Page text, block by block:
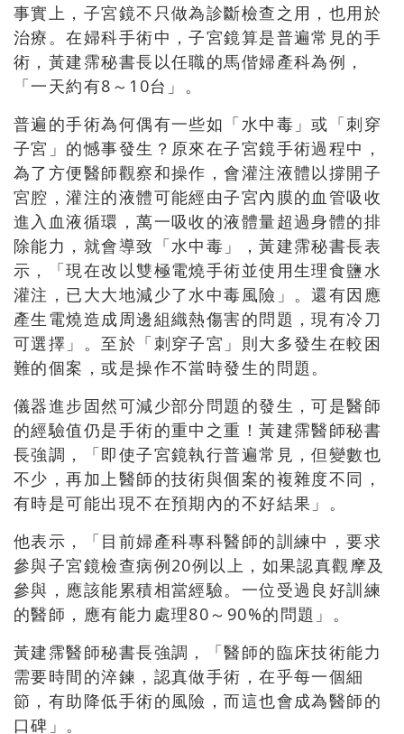
事實上，子宮鏡不只做為診斷檢查之用，也用於
治療。在婦科手術中，子宮鏡算是普遍常見的手
術，黃建霈秘書長以任職的馬偕婦產科為例，
「一天約有8 ～ 10台」。
普遍的手術為何偶有一些如「水中毒」或「刺穿
子宮」的憾事發生？原來在子宮鏡手術過程中，
為了方便醫師觀察和操作，會灌注液體以撐開子
宮腔，灌注的液體可能經由子宮內膜的血管吸收
進入血液循環，萬一吸收的液體量超過身體的排
除能力，就會導致「水中毒」，黃建霈秘書長表
示，「現在改以雙極電燒手術並使用生理食鹽水
灌注，已大大地減少了水中毒風險」。還有因應
產生電燒造成周邊組織熱傷害的問題，現有冷刀
可選擇」。至於「刺穿子宮」則大多發生在較困
難的個案，或是操作不當時發生的問題。
儀器進步固然可減少部分問題的發生，可是醫師
的經驗值仍是手術的重中之重！黃建霈醫師秘書
長強調，「即使子宮鏡執行普遍常見，但變數也
不少，再加上醫師的技術與個案的複雜度不同，
有時是可能出現不在預期內的不好結果」。
他表示，「目前婦產科專科醫師的訓練中，要求
參與子宮鏡檢查病例20例以上，如果認真觀摩及
參與，應該能累積相當經驗。一位受過良好訓練
的醫師，應有能力處理80～ 90%的問題」。
黃建霈醫師秘書長強調，「醫師的臨床技術能力
需要時間的淬鍊，認真做手術，在乎每一個細
節，有助降低手術的風險，而這也會成為醫師的
口碑」。